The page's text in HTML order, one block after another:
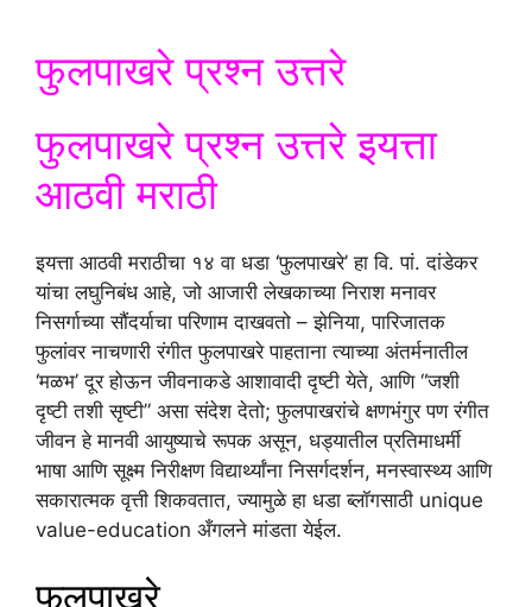
फुलपाखरे प्रश्न उत्तरे
फुलपाखरे प्रश्न उत्तरे इयत्ता
आठवी मराठी
इयत्ता आठवी मराठीचा १४ वा धडा ‘फुलपाखरे’ हा वि. पां. दांडेकर
यांचा लघुनिबंध आहे, जो आजारी लेखकाच्या निराश मनावर
निसर्गाच्या सौंदर्याचा परिणाम दाखवतो – झेनिया, पारिजातक
फुलांवर नाचणारी रंगीत फुलपाखरे पाहताना त्याच्या अंतर्मनातील
‘मळभ’ दूर होऊन जीवनाकडे आशावादी दृष्टी येते, आणि “जशी
दृष्टी तशी सृष्टी” असा संदेश देतो; फुलपाखरांचे क्षणभंगुर पण रंगीत
जीवन हे मानवी आयुष्याचे रूपक असून, धड्यातील प्रतिमाधर्मी
भाषा आणि सूक्ष्म निरीक्षण विद्यार्थ्यांना निसर्गदर्शन, मनस्वास्थ्य आणि
सकारात्मक वृत्ती शिकवतात, ज्यामुळे हा धडा ब्लॉगसाठी unique
value-education अँगलने मांडता येईल.